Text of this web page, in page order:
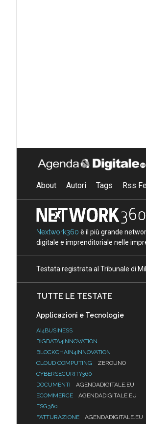
About Autori Tags Rss
Nextwork360 è il più grande
digitale e imprenditoriale nelle
Testata registrata al Tribunale di
TUTTE LE TESTATE
Applicazioni e Tecnologie
AI4BUSINESS
BIGDATA4INNOVATION
BLOCKCHAIN4INNOVATION
CLOUD COMPUTING
ZEROUNO
CYBERSECURITY360
DOCUMENTI
AGENDADIGITALE.EU
ECOMMERCE
AGENDADIGITALE.EU
ESG360
FATTURAZIONE
AGENDADIGITALE.EU